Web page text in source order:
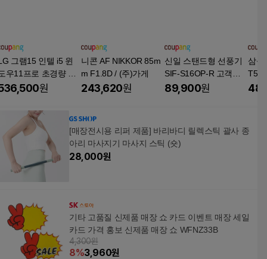
그램15 인텔 i5 윈
우11프로 초경량 고
상도 NVME SSD
원
니콘 AF NIKKOR 85m
m F1.8D / (주)가게
243,620원
신일 스탠드형 선풍기
SIF-S16OP-R 고객변
심리퍼브제품
89,900원
삼성
[매장전시용 리퍼 제품] 바리바디 릴렉스틱 괄사 종
아리 마사지기 마사지 스틱 (숏)
28,000원
기타 고품질 신제품 매장 쇼 카드 이벤트 매장 세일
카드 가격 홍보 신제품 매장 쇼 WFNZ33B
4,300원
8%3,960원